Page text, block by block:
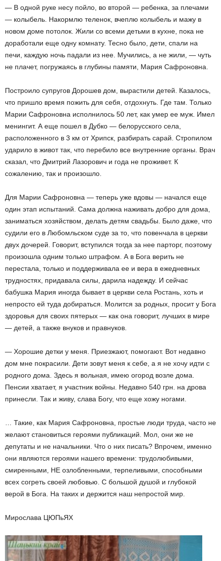
— В одной руке несу пойло, во второй — ребенка, за плечами
— колыбель. Накормлю теленок, вчеплю колыбель и мажу в
новом доме потолок. Жили со всеми детьми в кухне, пока не
доработали еще одну комнату. Тесно было, дети, спали на
печи, каждую ночь падали из нее. Мучились, а не жили, — чуть
не плачет, погружаясь в глубины памяти, Мария Сафроновна.
Построило супругов Дорошев дом, вырастили детей. Казалось,
что пришло время пожить для себя, отдохнуть. Где там. Только
Марии Сафроновна исполнилось 50 лет, как умер ее муж. Имел
менингит. А еще пошел в Дубко — белорусского села,
расположенного в 3 км от Хрипск, разбирать сарай. Стропилом
ударило в живот так, что перебило все внутренние органы. Врач
сказал, что Дмитрий Лазорович и года не проживет. К
сожалению, так и произошло.
Для Марии Сафроновна — теперь уже вдовы — начался еще
один этап испытаний. Сама должна наживать добро для дома,
заниматься хозяйством, делать детям свадьбы. Было даже, что
судили его в Любомльском суде за то, что повенчала в церкви
двух дочерей. Говорит, вступился тогда за нее парторг, поэтому
произошла одним только штрафом. А в Бога верить не
перестала, только и поддерживала ее и вера в ежедневных
трудностях, придавала силы, дарила надежду. И сейчас
бабушка Мария иногда бывает в церкви села Ростань, хоть и
непросто ей туда добираться. Молится за родных, просит у Бога
здоровья для своих пятерых — как она говорит, лучших в мире
— детей, а также внуков и правнуков.
— Хорошие детки у меня. Приезжают, помогают. Вот недавно
дом мне покрасили. Дети зовут меня к себе, а я не хочу идти с
родного дома. Здесь я вольная, имею огород возле дома.
Пенсии хватает, я участник войны. Недавно 540 грн. на дрова
принесли. Так и живу, слава Богу, что еще хожу ногами.
… Такие, как Мария Сафроновна, простые люди труда, часто не
желают становиться героями публикаций. Мол, они же не
депутаты и не начальники. Что о них писать? Впрочем, именно
они являются героями нашего времени: трудолюбивыми,
смиренными, НЕ озлобленными, терпеливыми, способными
всех согреть своей любовью. С большой душой и глубокой
верой в Бога. На таких и держится наш непростой мир.
Мирослава ЦЮПьЯХ